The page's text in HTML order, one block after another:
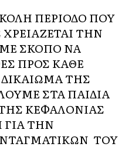
ΠΕΡΙΟΔΟ ΠΟΥ
ΤΗΝ
ΣΚΟΠΟ ΝΑ
ΠΡΟΣ ΚΑΘΕ
ΤΗΣ
ΣΤΑ ΠΑΙΔΙΑ
ΚΕΦΑΛΟΝΙΑΣ
ΓΙΑ ΤΗΝ
ΤΟΥ